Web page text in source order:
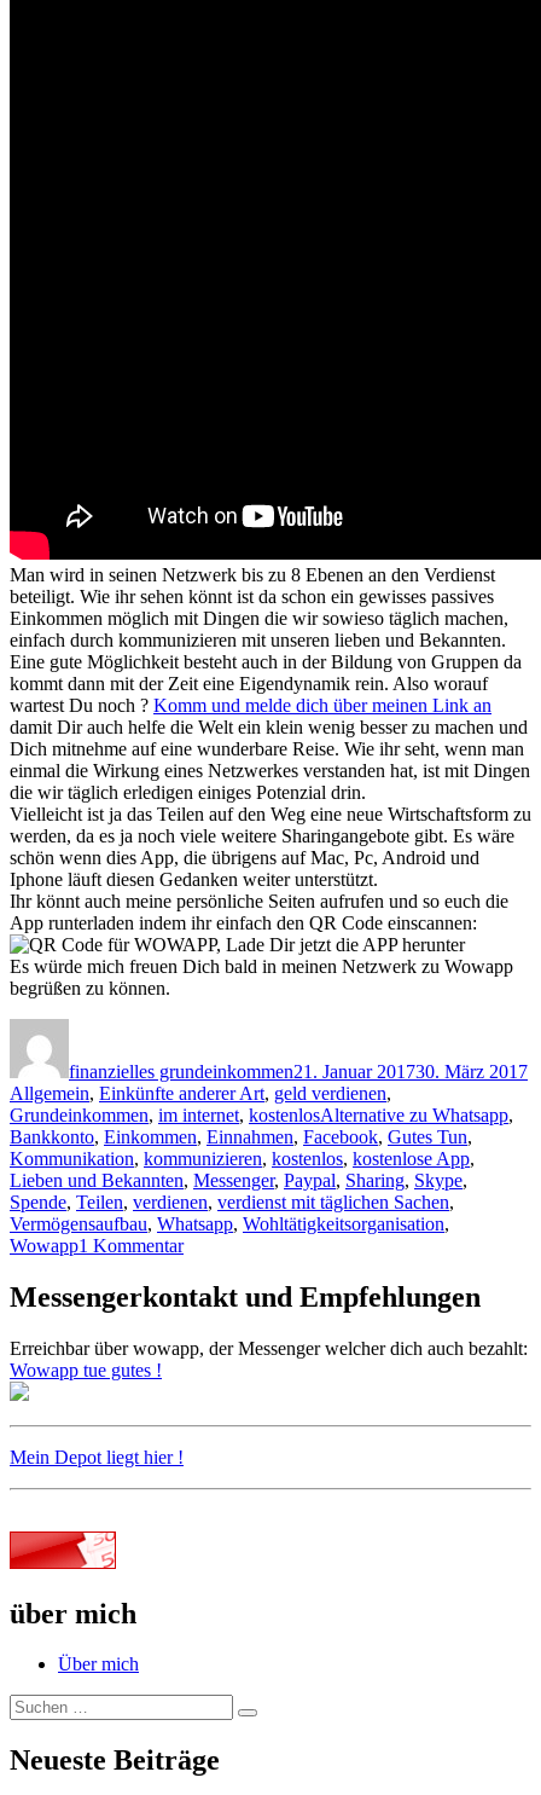
Man wird in seinen Netzwerk bis zu 8 Ebenen an den Verdienst
beteiligt. Wie ihr sehen könnt ist da schon ein gewisses passives
Einkommen möglich mit Dingen die wir sowieso täglich machen,
einfach durch kommunizieren mit unseren lieben und Bekannten.
Eine gute Möglichkeit besteht auch in der Bildung von Gruppen da
kommt dann mit der Zeit eine Eigendynamik rein. Also worauf
wartest Du noch ? Komm und melde dich über meinen Link an
damit Dir auch helfe die Welt ein klein wenig besser zu machen und
Dich mitnehme auf eine wunderbare Reise. Wie ihr seht, wenn man
einmal die Wirkung eines Netzwerkes verstanden hat, ist mit Dingen
die wir täglich erledigen einiges Potenzial drin.
Vielleicht ist ja das Teilen auf den Weg eine neue Wirtschaftsform zu
werden, da es ja noch viele weitere Sharingangebote gibt. Es wäre
schön wenn dies App, die übrigens auf Mac, Pc, Android und
Iphone läuft diesen Gedanken weiter unterstützt.
Ihr könnt auch meine persönliche Seiten aufrufen und so euch die
App runterladen indem ihr einfach den QR Code einscannen:
Es würde mich freuen Dich bald in meinen Netzwerk zu Wowapp
begrüßen zu können.
finanzielles grundeinkommen21. Januar 201730. März 2017
Allgemein, Einkünfte anderer Art, geld verdienen,
Grundeinkommen, im internet, kostenlosSchlagwörter
Alternative zu Whatsapp,
Bankkonto, Einkommen, Einnahmen, Facebook, Gutes Tun,
Kommunikation, kommunizieren, kostenlos, kostenlose App,
Lieben und Bekannten, Messenger, Paypal, Sharing, Skype,
Spende, Teilen, verdienen, verdienst mit täglichen Sachen,
Vermögensaufbau, Whatsapp, Wohltätigkeitsorganisation,
Wowapp1 Kommentarzu
einkommensstarke
Alternative
Whatsapp,
Messengerkontakt und Empfehlungen
Erreichbar über wowapp, der Messenger welcher dich auch bezahlt:
Wowapp tue gutes !
Mein Depot liegt hier !
über mich
Über mich
Suche
nach:
Suchen
Neueste Beiträge